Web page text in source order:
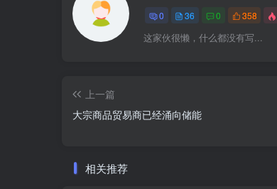
0 36 0 358
这家伙很懒，什么都没有写...
上一篇
大宗商品贸易商已经涌向储能
相关推荐